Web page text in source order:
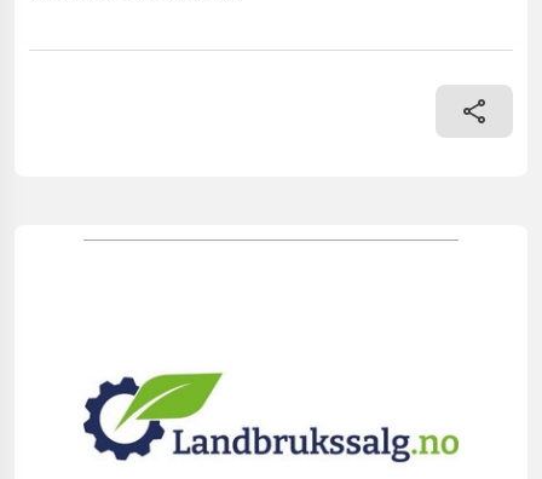
== Mer informasjon (NO) == mascus_category: mixerfeeders